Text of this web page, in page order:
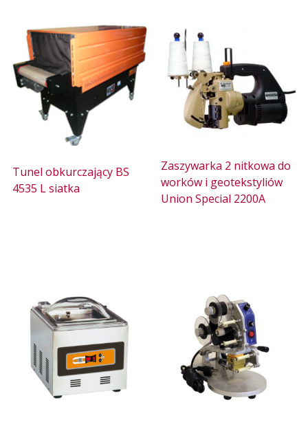
Tunel obkurczający BS
4535 L siatka
Zaszywarka 2 nitkowa do
worków i geotekstyliów
Union Special 2200A